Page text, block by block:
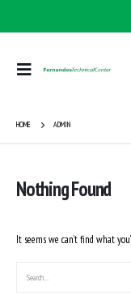
HOME ADMIN
Nothing Found
It seems we can’t find what